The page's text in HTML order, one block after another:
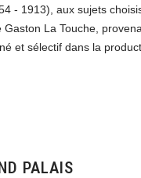
- 1913), aux sujets
La Touche,
et sélectif dans la
PALAIS